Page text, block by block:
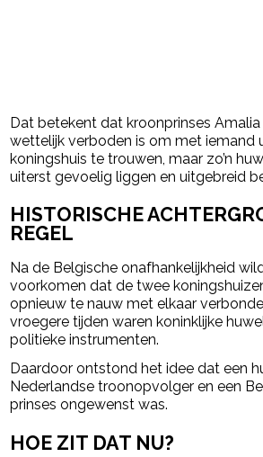
Dat betekent dat kroonprinses
wettelijk verboden is om met iemand
koningshuis te trouwen, maar zo’n
uiterst gevoelig liggen en uitgebreid
HISTORISCHE
REGEL
Na de Belgische onafhankelijkheid
voorkomen dat de twee
opnieuw te nauw met elkaar
vroegere tijden waren koninklijke
politieke instrumenten.
Daardoor ontstond het idee dat een
Nederlandse troonopvolger en een
prinses ongewenst was.
HOE ZIT DAT NU?